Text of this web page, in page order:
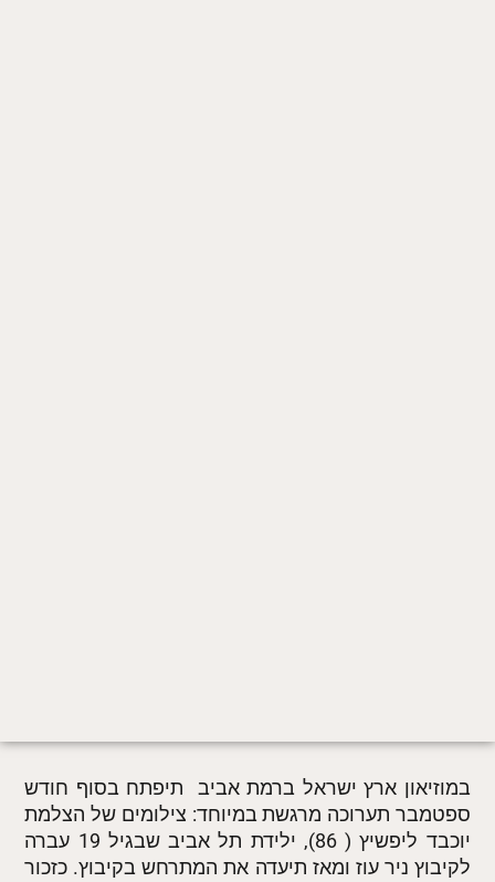
במוזיאון ארץ ישראל ברמת אביב תיפתח בסוף חודש
ספטמבר תערוכה מרגשת במיוחד: צילומים של הצלמת
יוכבד ליפשיץ ( 86), ילידת תל אביב שבגיל 19 עברה
לקיבוץ ניר עוז ומאז תיעדה את המתרחש בקיבוץ. כזכור